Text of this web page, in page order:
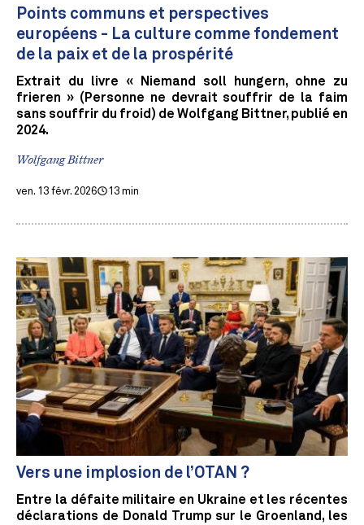
Points communs et perspectives
européens - La culture comme fondement
de la paix et de la prospérité
Extrait du livre « Niemand soll hungern, ohne zu
frieren » (Personne ne devrait souffrir de la faim
sans souffrir du froid) de Wolfgang Bittner, publié en
2024.
Wolfgang Bittner
ven. 13 févr. 2026 13 min
Vers une implosion de l’OTAN ?
Entre la défaite militaire en Ukraine et les récentes
déclarations de Donald Trump sur le Groenland, les